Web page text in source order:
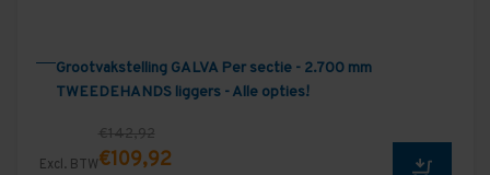
Grootvakstelling GALVA Per sectie - 2.700 mm
TWEEDEHANDS liggers - Alle opties!
Excl. BTW
€142,92
€109,92